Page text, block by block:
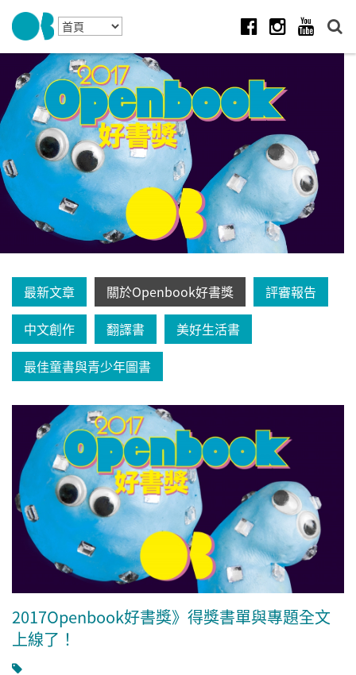
Skip to navigation
移至主內容
最新文章 關於Openbook好書獎
評審報告
中文創作
翻譯書
美好生活書
最佳童書與青少年圖書
2017Openbook好書獎》得獎書單與專題全文
上線了！